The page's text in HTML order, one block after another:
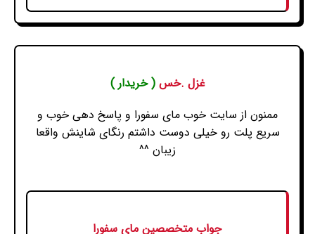
غزل .خس( خریدار )
ممنون از سایت خوب مای سفورا و پاسخ دهی خوب و
سریع پلت رو خیلی دوست داشتم رنگای شاینش واقعا
زیبان ^^
جواب متخصصین مای سفورا